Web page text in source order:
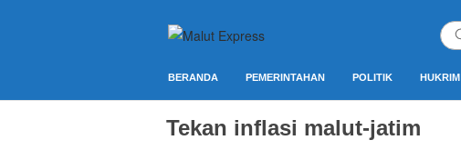
Malut Express
Berita Lebih Cepat
BERANDA PEMERINTAHAN POLITIK HUKRIM
Tekan inflasi malut-jatim